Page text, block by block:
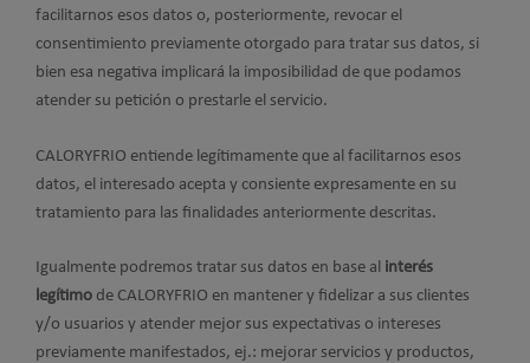
facilitarnos esos datos o, posteriormente, revocar el
consentimiento previamente otorgado para tratar sus datos, si
bien esa negativa implicará la imposibilidad de que podamos
atender su petición o prestarle el servicio.
CALORYFRIO entiende legítimamente que al facilitarnos esos
datos, el interesado acepta y consiente expresamente en su
tratamiento para las finalidades anteriormente descritas.
Igualmente podremos tratar sus datos en base al interés
legítimo de CALORYFRIO en mantener y fidelizar a sus clientes
y/o usuarios y atender mejor sus expectativas o intereses
previamente manifestados, ej.: mejorar servicios y productos,